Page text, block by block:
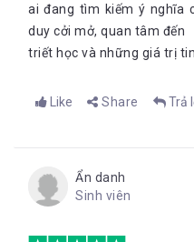
ai đang tìm kiếm ý nghĩa
duy cởi mở, quan tâm đến
triết học và những giá trị
Like Share Trả
Ẩn danh
Sinh viên